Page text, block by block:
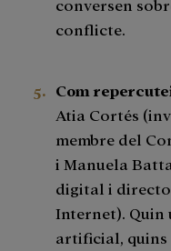
conversen
conflicte.
Com
Atia Cortés
membre del
i Manuela
digital i
Internet). Quin
artificial, quins